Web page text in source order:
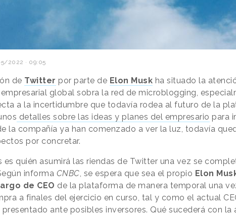
2022 · 09:05
de Twitter por parte de Elon Musk ha situado la
global sobra la red de microblogging,
a la incertidumbre que todavía rodea al futuro de la
detalles sobre las ideas y planes del empresario para
la compañía ya han comenzado a ver la luz, todavía
por concretar.
es quién asumirá las riendas de Twitter una vez se
informa CNBC , se espera que sea el propio Elon
de CEO de la plataforma de manera temporal una
a finales del ejercicio en curso, tal y como el actual
presentado ante posibles inversores. Qué sucederá con la